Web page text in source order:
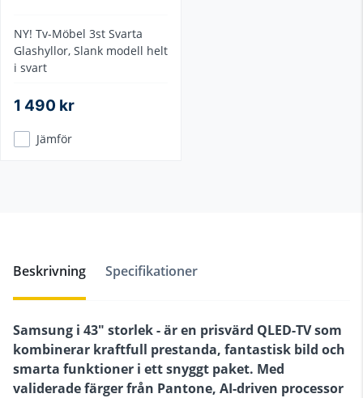
NY! Tv-Möbel 3st Svarta
Glashyllor, Slank modell helt
i svart
1 490 kr
Jämför
Beskrivning Specifikationer
Samsung i 43" storlek -är en prisvärd QLED-TV som
kombinerar kraftfull prestanda, fantastisk bild och
smarta funktioner i ett snyggt paket. Med
validerade färger från Pantone, AI-driven processor